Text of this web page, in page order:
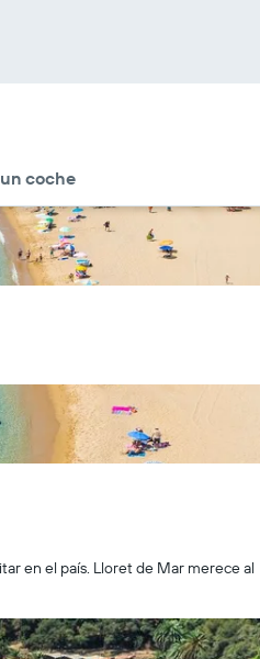
coche
en el país. Lloret de Mar merece al